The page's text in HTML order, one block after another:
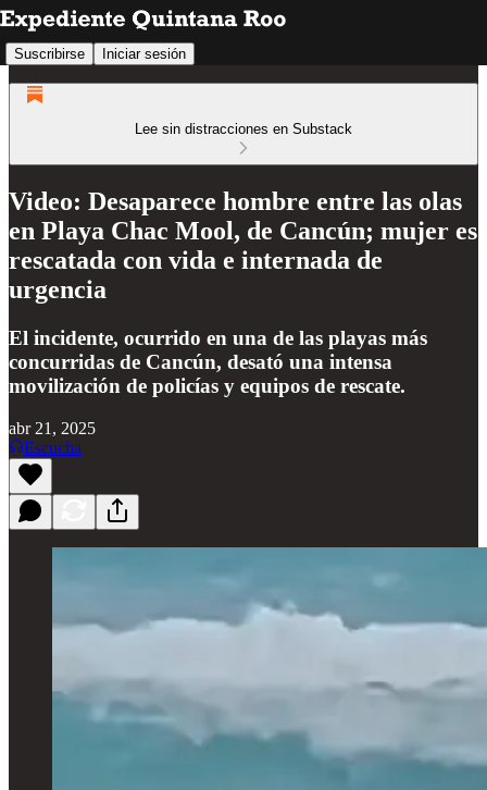
Suscribirse Iniciar sesión
Lee sin distracciones en Substack
Video: Desaparece hombre entre las olas
en Playa Chac Mool, de Cancún; mujer es
rescatada con vida e internada de
urgencia
El incidente, ocurrido en una de las playas más
concurridas de Cancún, desató una intensa
movilización de policías y equipos de rescate.
abr 21, 2025
Escucha